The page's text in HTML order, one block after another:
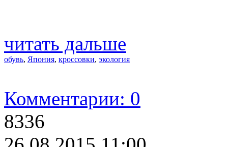
читать дальше
обувь, Япония, кроссовки, экология
Комментарии: 0
8336